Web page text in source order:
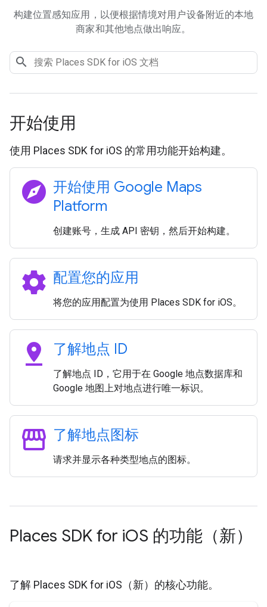
构建位置感知应用，以便根据情境对用户设备附近的本地
商家和其他地点做出响应。
开始使用
使用 Places SDK for iOS 的常用功能开始构建。
explore 开始使用 Google Maps
Platform
创建账号，生成 API 密钥，然后开始构建。
settings 配置您的应用
将您的应用配置为使用 Places SDK for iOS。
pin_drop 了解地点 ID
了解地点 ID，它用于在 Google 地点数据库和
Google 地图上对地点进行唯一标识。
storefront 了解地点图标
请求并显示各种类型地点的图标。
Places SDK for iOS 的功能（新）
了解 Places SDK for iOS（新）的核心功能。